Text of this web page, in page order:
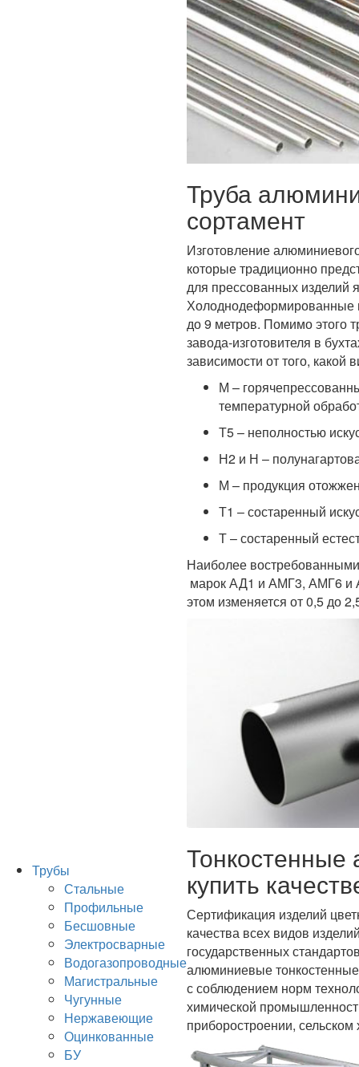
Трубы
Стальные
Профильные
Бесшовные
Электросварные
Водогазопроводные
Магистральные
Чугунные
Нержавеющие
Оцинкованные
БУ
Труба
сортамент
Изготовление
которые традиционно
для прессованных изделий
Холоднодеформированные
до 9 метров. Помимо этого
завода-изготовителя в
зависимости от того, какой
М –
температурной
Т5 – неполностью
Н2 и Н –
М – продукция
Т1 – состаренный
Т – состаренный
Наиболее
марок АД1 и АМГ3, АМГ6 и
этом изменяется от 0,5 до
купить
Сертификация изделий
качества всех видов
государственных
алюминиевые
с соблюдением норм
химической
приборостроении,